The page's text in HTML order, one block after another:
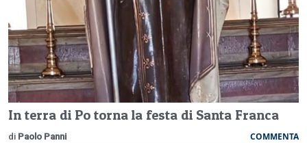
In terra di Po torna la festa di Santa Franca
di Paolo Panni COMMENTA